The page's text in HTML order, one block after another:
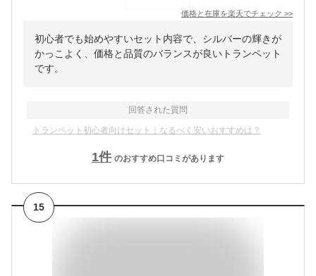
価格と在庫を楽天でチェック >>
初心者でも始めやすいセット内容で、シルバーの輝きが
かっこよく、価格と品質のバランスが良いトランペット
です。
回答された質問
トランペット初心者向けセット｜なるべく安いおすすめは？
1件 のおすすめ口コミがあります
15